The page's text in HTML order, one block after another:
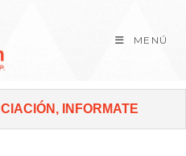
MENÚ
INFORMATE